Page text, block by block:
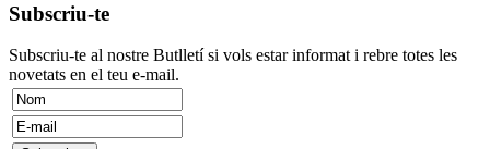
Subscriu-te
Subscriu-te al nostre Butlletí si vols estar informat i rebre totes les
novetats en el teu e-mail.